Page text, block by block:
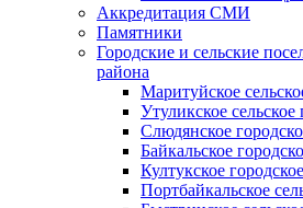
Аккредитация СМИ
Памятники
Городские и сельские
района
Маритуйское
Утуликское сельское
Слюдянское
Байкальское
Култукское
Портбайкальское